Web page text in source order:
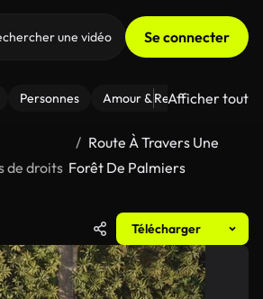
Se connecter
Personnes Amour & Relations Le
Afficher tout
de droits
Route À Travers Une
Forêt De Palmiers
Télécharger